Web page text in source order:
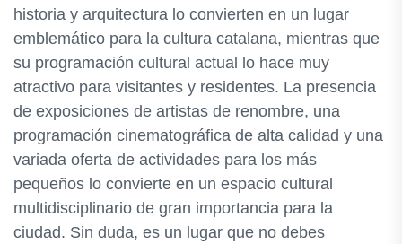
historia y arquitectura lo convierten en un lugar
emblemático para la cultura catalana, mientras que
su programación cultural actual lo hace muy
atractivo para visitantes y residentes. La presencia
de exposiciones de artistas de renombre, una
programación cinematográfica de alta calidad y una
variada oferta de actividades para los más
pequeños lo convierte en un espacio cultural
multidisciplinario de gran importancia para la
ciudad. Sin duda, es un lugar que no debes